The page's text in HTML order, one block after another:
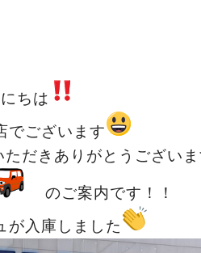
ちは
でございます
だきありがとうございま
のご案内です！！
が入庫しました